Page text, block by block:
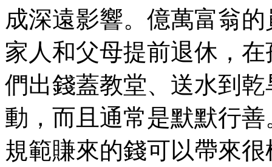
成深遠影響。億萬富翁
家人和父母提前退休，
們出錢蓋教堂、送水到
動，而且通常是默默行
規範賺來的錢可以帶來